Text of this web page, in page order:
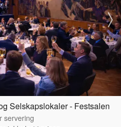
Selskapslokaler - Festsalen
servering